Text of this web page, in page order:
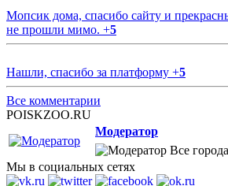
Мопсик дома, спасибо сайту и
не прошли мимо. +5
Нашли, спасибо за платформу +5
Все комментарии
POISKZOO.RU
Модератор
Все города
Мы в социальных сетях